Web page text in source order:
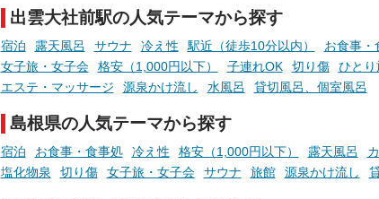
出雲大社前駅の人気テーマから探す
宿泊 露天風呂 サウナ 冷え性 駅近（徒歩10分以内） お食事・
女子旅・女子会
格安（1,000円以下） 子連れOK 切り傷 ひと
エステ・マッサージ
源泉かけ流し 水風呂 貸切風呂、個室風呂
島根県の人気テーマから探す
宿泊 お食事・食事処 冷え性 格安（1,000円以下） 露天風呂
塩化物泉
切り傷 女子旅・女子会 サウナ 旅館 源泉かけ流し